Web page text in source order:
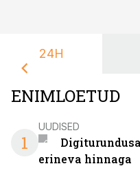
24H
ENIMLOETUD
1
UUDISED
erineva hinnaga